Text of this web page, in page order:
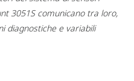
3051S comunicano tra loro,
diagnostiche e variabili